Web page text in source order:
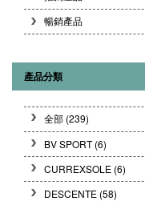
暢銷產品
產品分類
全部 (239)
BV SPORT(6)
CURREXSOLE (6)
DESCENTE (58)